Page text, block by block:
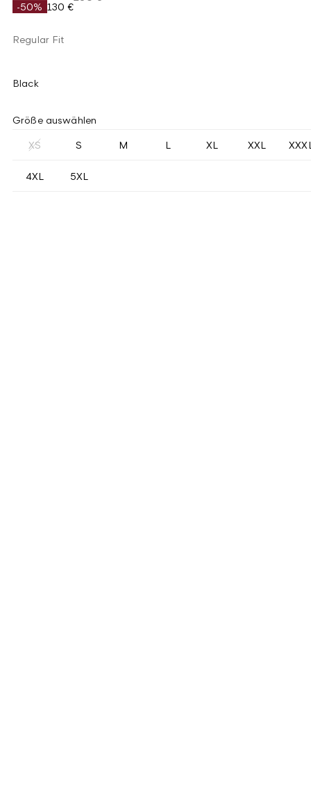
-50% 130 €
Regular Fit
Black
Größe auswählen
XS S M L XL XXL
4XL 5XL